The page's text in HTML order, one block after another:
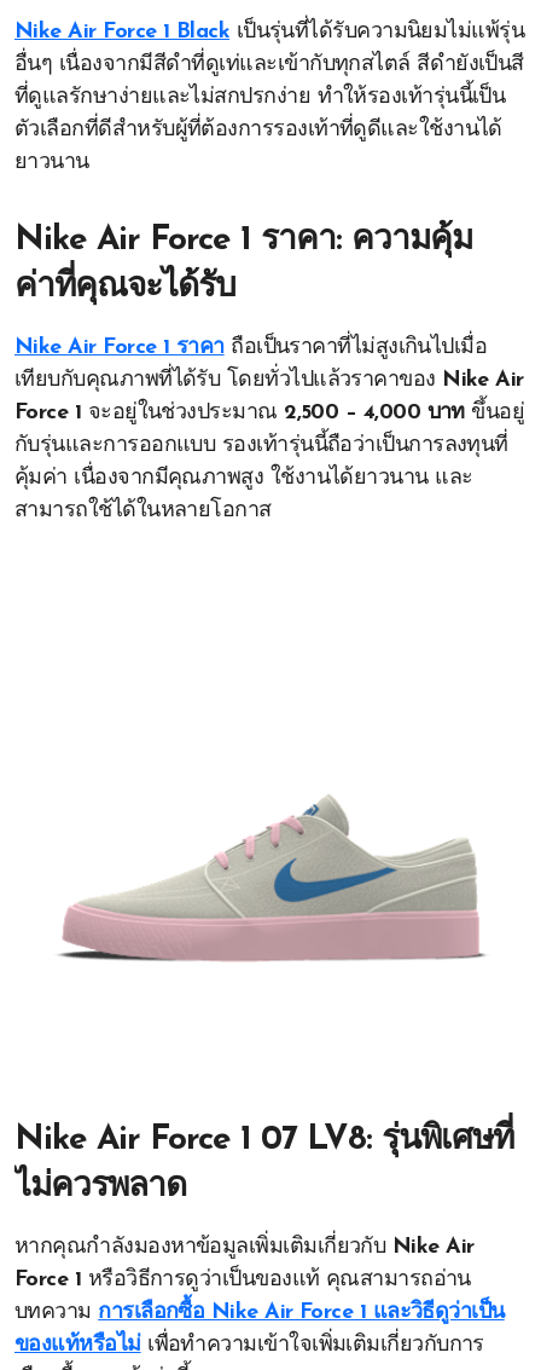
Nike Air Force 1 Black เป็นรุ่นที่ได้รับความนิยมไม่แพ้รุ่น
อื่นๆ เนื่องจากมีสีดำที่ดูเท่และเข้ากับทุกสไตล์ สีดำยังเป็นสี
ที่ดูแลรักษาง่ายและไม่สกปรกง่าย ทำให้รองเท้ารุ่นนี้เป็น
ตัวเลือกที่ดีสำหรับผู้ที่ต้องการรองเท้าที่ดูดีและใช้งานได้
ยาวนาน
Nike Air Force 1 ราคา: ความคุ้ม
ค่าที่คุณจะได้รับ
Nike Air Force 1 ราคาถือเป็นราคาที่ไม่สูงเกินไปเมื่อ
เทียบกับคุณภาพที่ได้รับ โดยทั่วไปแล้วราคาของ Nike Air
Force 1 จะอยู่ในช่วงประมาณ 2,500 – 4,000 บาทขึ้นอยู่
กับรุ่นและการออกแบบ รองเท้ารุ่นนี้ถือว่าเป็นการลงทุนที่
คุ้มค่า เนื่องจากมีคุณภาพสูง ใช้งานได้ยาวนาน และ
สามารถใช้ได้ในหลายโอกาส
Nike Air Force 1 07 LV8: รุ่นพิเศษที่
ไม่ควรพลาด
หากคุณกำลังมองหาข้อมูลเพิ่มเติมเกี่ยวกับ Nike Air
Force 1 หรือวิธีการดูว่าเป็นของแท้ คุณสามารถอ่าน
บทความ การเลือกซื้อ Nike Air Force 1 และวิธีดูว่าเป็น
ของแท้หรือไม่เพื่อทำความเข้าใจเพิ่มเติมเกี่ยวกับการ